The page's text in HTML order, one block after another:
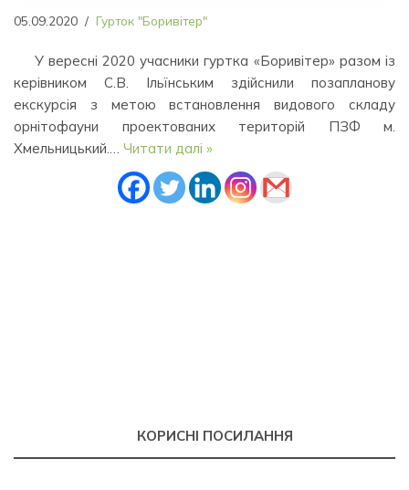
05.09.2020 Гурток "Боривітер"
У вересні 2020 учасники гуртка «Боривітер» разом із
керівником С.В. Ільїнським здійснили позапланову
екскурсія з метою встановлення видового складу
орнітофауни проектованих територій ПЗФ м.
Хмельницький.… Читати далі »
КОРИСНІ ПОСИЛАННЯ